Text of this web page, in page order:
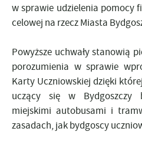
w sprawie udzielenia pomocy
celowej na rzecz Miasta
Powyższe uchwały stanowią
porozumienia w sprawie
Karty Uczniowskiej dzięki
uczący się w Bydgoszczy
miejskimi autobusami i
zasadach, jak bydgoscy